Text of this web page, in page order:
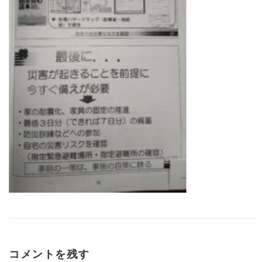
コメントを残す